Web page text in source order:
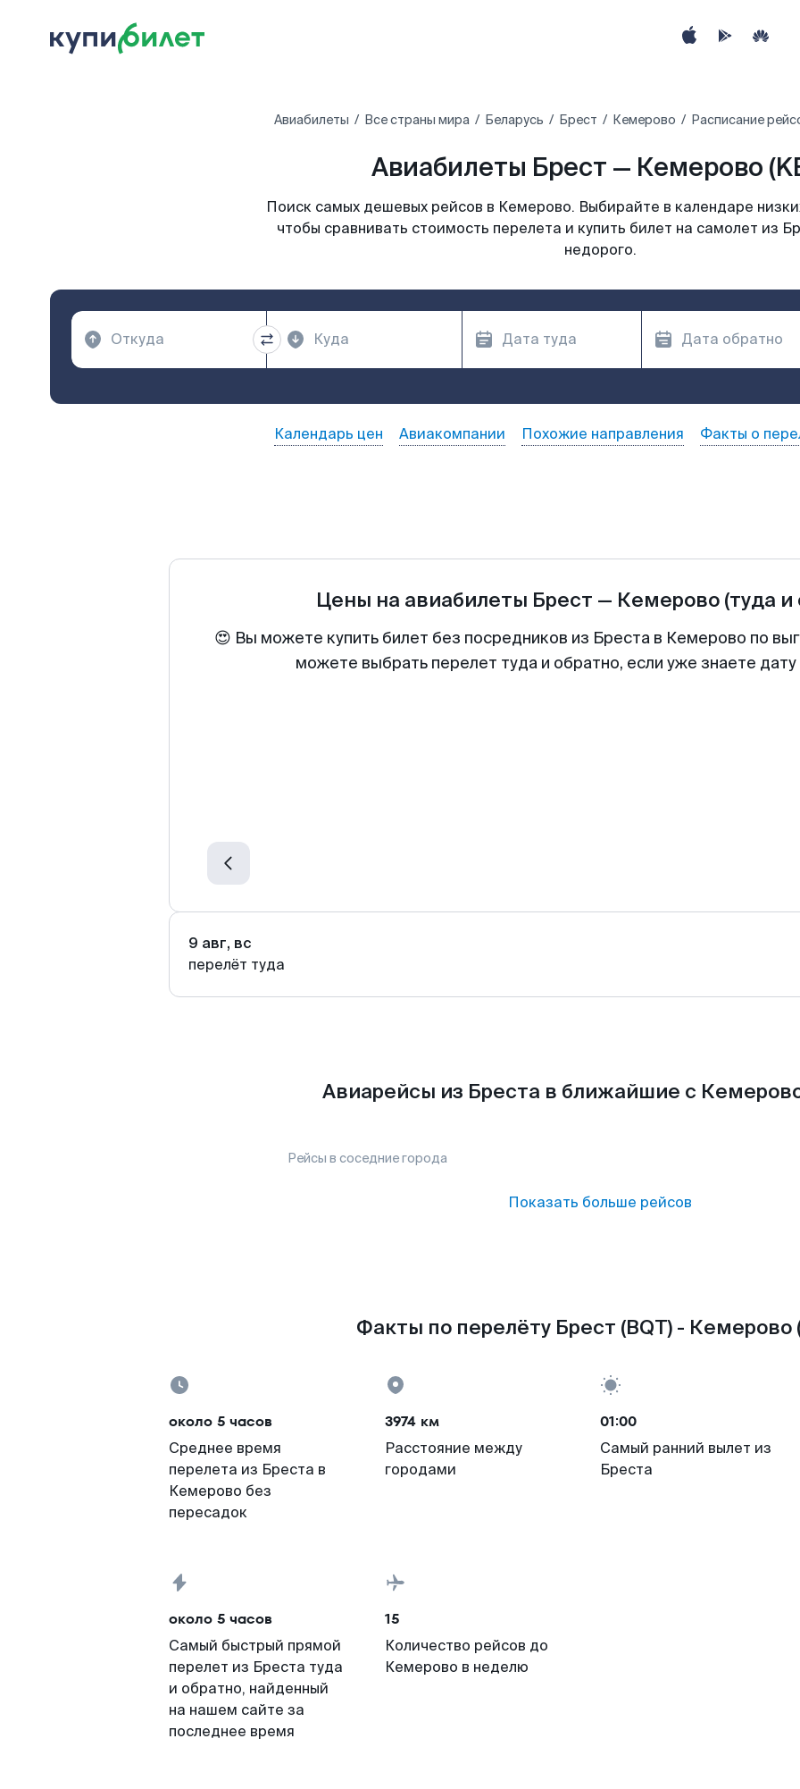
Авиабилеты Все страны мира Беларусь Брест Кемерово Расписание
Авиабилеты Брест — Кемерово
Поиск самых дешевых рейсов в Кемерово. Выбирайте в календаре
чтобы сравнивать стоимость перелета и купить билет на самолет из
недорого.
Календарь цен Авиакомпании Похожие направления Факты о
Цены на авиабилеты Брест — Кемерово (туда и
😍 Вы можете купить билет без посредников из Бреста в Кемерово по
можете выбрать перелет туда и обратно, если уже знаете
9 авг, вс
перелёт туда
Авиарейсы из Бреста в ближайшие с
Рейсы в соседние города
Показать больше рейсов
Факты по перелёту Брест (BQT) - Кемерово
около 5 часов
Среднее время
перелета из Бреста в
Кемерово без
пересадок
3974 км
Расстояние между
городами
01:00
Самый ранний вылет из
Бреста
около 5 часов
Самый быстрый прямой
перелет из Бреста туда
и обратно, найденный
на нашем сайте за
последнее время
15
Количество рейсов до
Кемерово в неделю